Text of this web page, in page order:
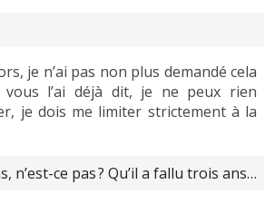
je n’ai pas non plus demandé cela
vous l’ai déjà dit, je ne peux rien
je dois me limiter strictement à la
n’est-ce pas ? Qu’il a fallu trois ans…